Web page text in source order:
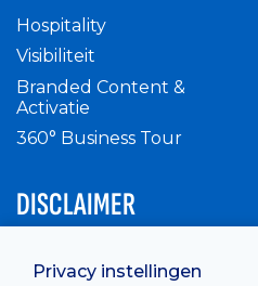
Privacy instellingen
Hospitality
Visibiliteit
Branded Content &
Activatie
360° Business Tour
DISCLAIMER
Privacy Policy